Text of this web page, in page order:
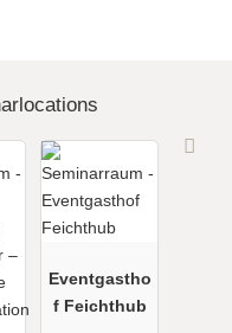
Eventgastho
f Feichthub